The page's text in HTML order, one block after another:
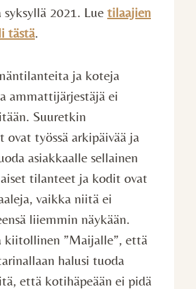
syksyllä 2021. Lue tilaajien
tästä.
ja koteja
ammattijärjestäjä ei
Suuretkin
ovat työssä arkipäivää ja
asiakkaalle sellainen
tilanteet ja kodit ovat
vaikka niitä ei
liiemmin näykään.
kiitollinen ”Maijalle”, että
halusi tuoda
että kotihäpeään ei pidä